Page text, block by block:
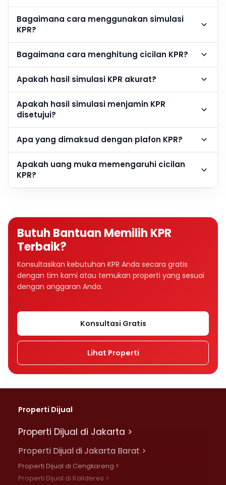
Bagaimana cara menggunakan simulasi
KPR?
Bagaimana cara menghitung cicilan KPR?
Apakah hasil simulasi KPR akurat?
Apakah hasil simulasi menjamin KPR
disetujui?
Apa yang dimaksud dengan plafon KPR?
Apakah uang muka memengaruhi cicilan
KPR?
Apakah semakin besar DP semakin baik?
Bagaimana tenor memengaruhi cicilan KPR?
Tenor KPR 10, 15, atau 20 tahun, mana yang
Apakah suku bunga memengaruhi cicilan
KPR?
Apa perbedaan bunga fixed dan floating
dalam KPR?
Mengapa cicilan KPR bisa naik setelah
Apa perbedaan bunga flat, efektif, dan
anuitas?
Rumah Rp500 juta cicilannya berapa per
bulan?
Butuh Bantuan Memilih KPR
Terbaik?
Konsultasikan kebutuhan KPR Anda secara gratis
dengan tim kami atau temukan properti yang sesuai
dengan anggaran Anda.
Konsultasi Gratis
Lihat Properti
Properti Dijual
Properti Dijual di Jakarta >
Properti Dijual di Jakarta Barat >
Properti Dijual di Cengkareng >
Properti Dijual di Kalideres >